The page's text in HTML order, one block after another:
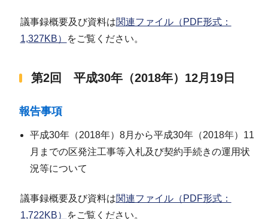
議事録概要及び資料は関連ファイル（PDF形式：
1,327KB）
をご覧ください。
第2回 平成30年（2018年）12月19日
報告事項
平成30年（2018年）8月から平成30年（2018年）11
月までの区発注工事等入札及び契約手続きの運用状
況等について
議事録概要及び資料は関連ファイル（PDF形式：
1,722KB）
をご覧ください。